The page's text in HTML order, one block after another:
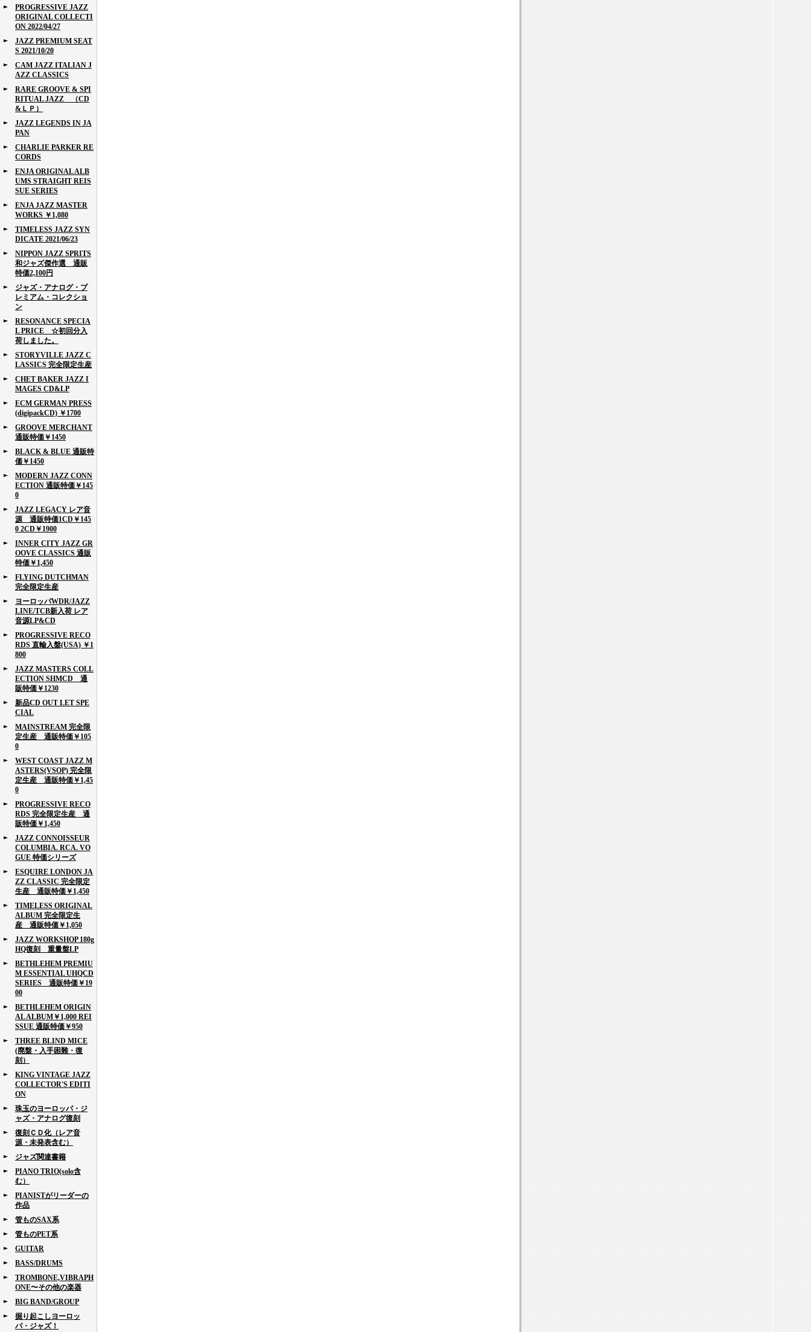
PROGRESSIVE JAZZ
ORIGINAL COLLECTI
ON 2022/04/27
JAZZ PREMIUM SEAT
S 2021/10/20
CAM JAZZ ITALIAN J
AZZ CLASSICS
RARE GROOVE & SPI
RITUAL JAZZ （CD
&ＬＰ）
JAZZ LEGENDS IN JA
PAN
CHARLIE PARKER RE
CORDS
ENJA ORIGINAL ALB
UMS STRAIGHT REIS
SUE SERIES
ENJA JAZZ MASTER
WORKS ￥1,080
TIMELESS JAZZ SYN
DICATE 2021/06/23
NIPPON JAZZ SPRITS
和ジャズ傑作選 通販
特価2,100円
ジャズ・アナログ・プ
レミアム・コレクショ
ン
RESONANCE SPECIA
L PRICE ☆初回分入
荷しました。
STORYVILLE JAZZ C
LASSICS 完全限定生産
CHET BAKER JAZZ I
MAGES CD&LP
ECM GERMAN PRESS
(digipackCD) ￥1700
GROOVE MERCHANT
通販特価￥1450
BLACK & BLUE 通販特
価￥1450
MODERN JAZZ CONN
ECTION 通販特価￥145
0
JAZZ LEGACY レア音
源 通販特価1CD￥145
0 2CD￥1900
INNER CITY JAZZ GR
OOVE CLASSICS 通販
特価￥1,450
FLYING DUTCHMAN
完全限定生産
ヨーロッパWDR/JAZZ
LINE/TCB新入荷 レア
音源LP&CD
PROGRESSIVE RECO
RDS 直輸入盤(USA) ￥1
800
JAZZ MASTERS COLL
ECTION SHMCD 通
販特価￥1230
新品CD OUT LET SPE
CIAL
MAINSTREAM 完全限
定生産 通販特価￥105
0
WEST COAST JAZZ M
ASTERS(VSOP) 完全限
定生産 通販特価￥1,45
0
PROGRESSIVE RECO
RDS 完全限定生産 通
販特価￥1,450
JAZZ CONNOISSEUR
COLUMBIA. RCA. VO
GUE 特価シリーズ
ESQUIRE LONDON JA
ZZ CLASSIC 完全限定
生産 通販特価￥1,450
TIMELESS ORIGINAL
ALBUM 完全限定生
産 通販特価￥1,050
JAZZ WORKSHOP 180g
HQ復刻 重量盤LP
BETHLEHEM PREMIU
M ESSENTIAL UHQCD
SERIES 通販特価￥19
00
BETHLEHEM ORIGIN
AL ALBUM￥1,000 REI
SSUE 通販特価￥950
THREE BLIND MICE
(廃盤・入手困難・復
刻）
KING VINTAGE JAZZ
COLLECTOR'S EDITI
ON
珠玉のヨーロッパ・ジ
ャズ・アナログ復刻
復刻ＣＤ化（レア音
源・未発表含む）
ジャズ関連書籍
PIANO TRIO(solo含
む）
PIANISTがリーダーの
作品
管ものSAX系
管ものPET系
GUITAR
BASS/DRUMS
TROMBONE,VIBRAPH
ONE〜その他の楽器
BIG BAND/GROUP
掘り起こしヨーロッ
パ・ジャズ！